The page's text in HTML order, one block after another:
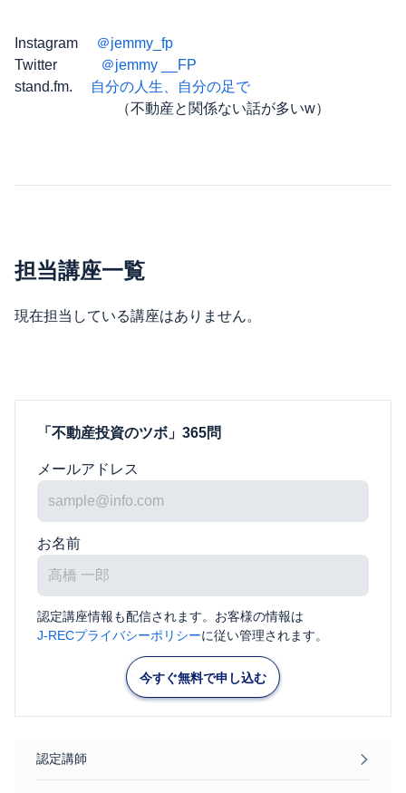
Instagram
＠jemmy_fp
Twitter
＠jemmy __FP
stand.fm.
自分の人生、自分の足で
（不動産と関係ない話が多いw）
担当講座一覧
現在担当している講座はありません。
「不動産投資のツボ」365問
メールアドレス
お名前
認定講座情報も配信されます。お客様の情報は
J-RECプライバシーポリシーに従い管理されます。
今すぐ無料で申し込む
認定講師